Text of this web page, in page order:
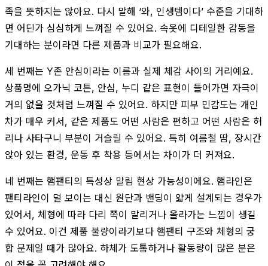
족을 뜻하지는 않아요. 다시 말해 ‘와, 인생템이다’ 수준을 기대하
면 어딘가 심심하게 느껴질 수 있어요. 속옷에 디테일한 감동을
기대하는 분이라면 다른 제품과 비교가 필요해요.
세 번째는 Y존 안심이라는 이름과 실제 체감 사이의 거리예요.
상품명에 오가닉 코튼, 안심, 누디 같은 표현이 들어가면 자극이
거의 없을 것처럼 느껴질 수 있어요. 하지만 피부 민감도는 개인
차가 매우 커서, 같은 제품도 어떤 사람은 편하고 어떤 사람은 허
리나 사타구니 부분이 거슬릴 수 있어요. 특히 여름철 땀, 장시간
앉아 있는 환경, 운동 후 착용 등에서는 차이가 더 커져요.
네 번째는 햄팬티의 특성상 말림 현상 가능성이에요. 햄라인은
팬티라인이 덜 보이는 대신 원단과 밴딩이 얇게 설계되는 경우가
있어서, 체형에 따라 다리 쪽이 말리거나 올라가는 느낌이 생길
수 있어요. 이건 제품 불량이라기보다 햄팬티 구조와 체형의 궁
합 문제일 때가 많아요. 하체가 도톰하거나 활동량이 많은 분은